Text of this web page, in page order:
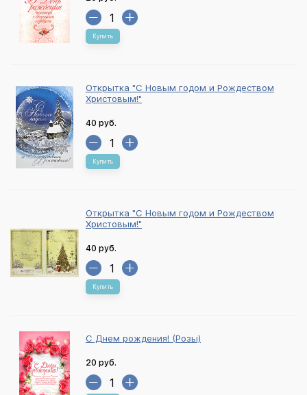
Купить
Открытка "С Новым годом и Рождеством
Христовым!"
40 руб.
Купить
Открытка "С Новым годом и Рождеством
Христовым!"
40 руб.
Купить
С Днем рождения! (Розы)
20 руб.